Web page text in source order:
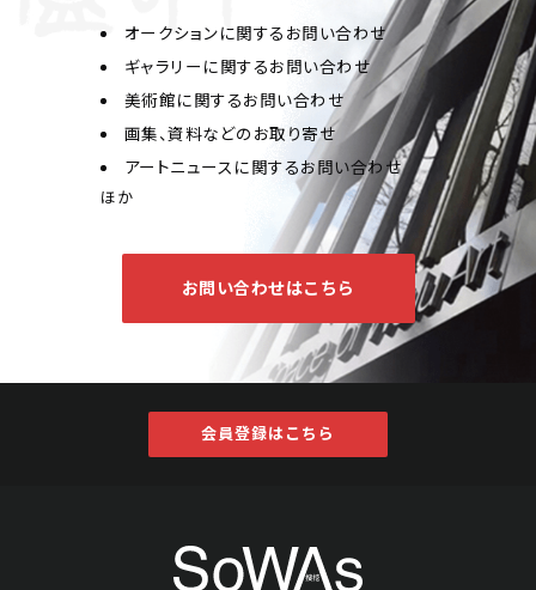
オークションに関するお問い合わせ
ギャラリーに関するお問い合わせ
美術館に関するお問い合わせ
画集、資料などのお取り寄せ
アートニュースに関するお問い合わせ
ほか
お問い合わせはこちら
会員登録はこちら